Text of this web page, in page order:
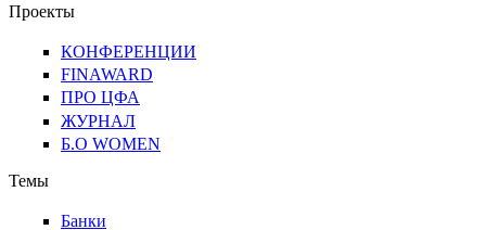
Проекты
КОНФЕРЕНЦИИ
FINAWARD
ПРО ЦФА
ЖУРНАЛ
Б.О WOMEN
Темы
Банки